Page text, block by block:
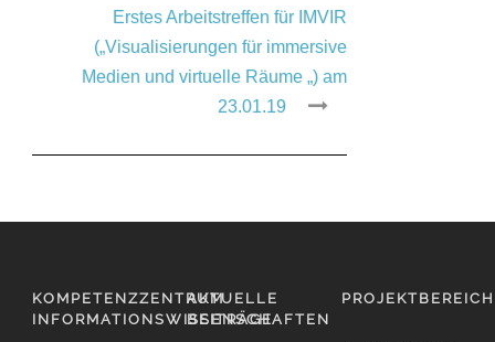
Erstes Arbeitstreffen für IMVIR
(„Visualisierungen für immersive
Medien und virtuelle Räume „) am
23.01.19
KOMPETENZZENTRUM
INFORMATIONSWISSENSCHAFTEN
AKTUELLE
BEITRÄGE